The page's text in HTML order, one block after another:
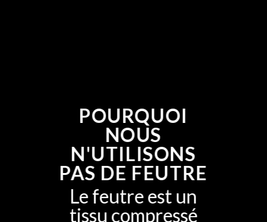
POURQUOI
NOUS
N'UTILISONS
PAS DE FEUTRE
Le feutre est un
tissu compressé